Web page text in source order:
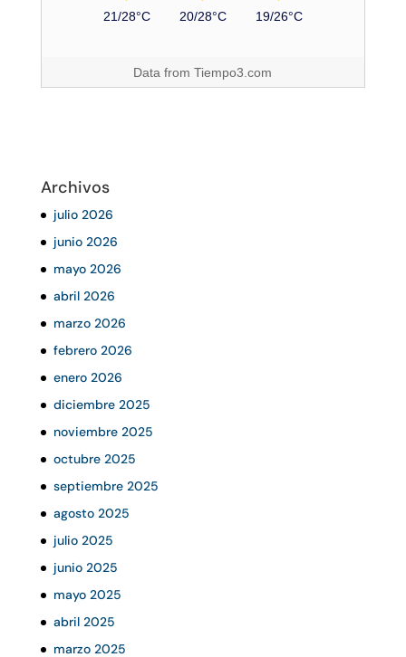
21/28°C 20/28°C 19/26°C
Data fromTiempo3.com
Archivos
julio 2026
junio 2026
mayo 2026
abril 2026
marzo 2026
febrero 2026
enero 2026
diciembre 2025
noviembre 2025
octubre 2025
septiembre 2025
agosto 2025
julio 2025
junio 2025
mayo 2025
abril 2025
marzo 2025